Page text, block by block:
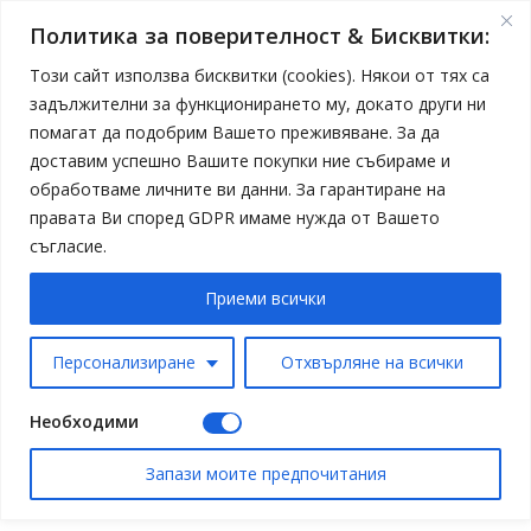
Политика за поверителност & Бисквитки:
Този сайт използва бисквитки (cookies). Някои от тях са
задължителни за функционирането му, докато други ни
помагат да подобрим Вашето преживяване. За да
доставим успешно Вашите покупки ние събираме и
обработваме личните ви данни. За гарантиране на
правата Ви според GDPR имаме нужда от Вашето
съгласие.
Персонализиране Отхвърляне на всички
Приеми всички
Необходими
Запази моите предпочитания